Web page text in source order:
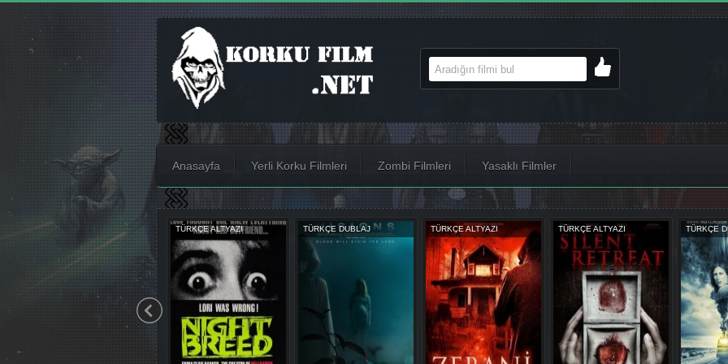
Anasayfa Yerli Korku Filmleri Zombi Filmleri Yasaklı Filmler
TÜRKÇE DUBLAJ TÜRKÇE ALTYAZI TÜRKÇE DUBLAJ TÜRKÇE ALTYAZI TÜRKÇE ALTYAZI TÜRKÇE